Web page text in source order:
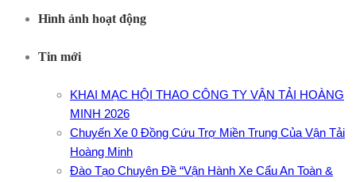
Hình ảnh hoạt động
Tin mới
KHAI MẠC HỘI THAO CÔNG TY VẬN TẢI HOÀNG
MINH 2026
Chuyến Xe 0 Đồng Cứu Trợ Miền Trung Của Vận Tải
Hoàng Minh
Đào Tạo Chuyên Đề “Vận Hành Xe Cẩu An Toàn &